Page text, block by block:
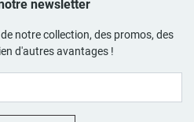
newsletter
notre collection, des promos, des
d'autres avantages !